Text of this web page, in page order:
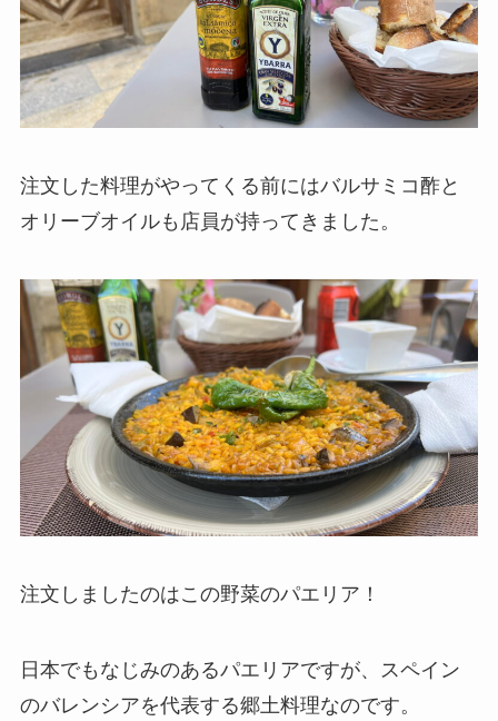
注文した料理がやってくる前にはバルサミコ酢と
オリーブオイルも店員が持ってきました。
注文しましたのはこの野菜のパエリア！
日本でもなじみのあるパエリアですが、スペイン
のバレンシアを代表する郷土料理なのです。